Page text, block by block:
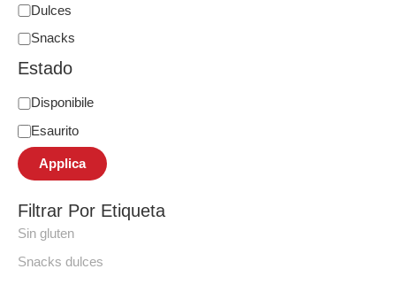
Dulces
Snacks
Estado
Disponibile
Esaurito
Applica
Filtrar Por Etiqueta
Sin gluten
Snacks dulces